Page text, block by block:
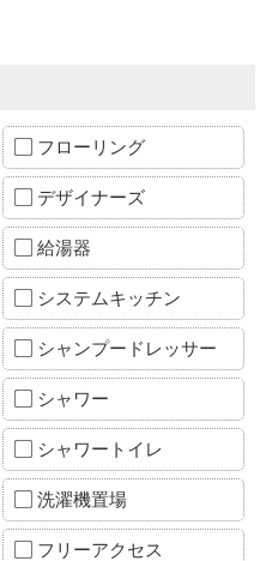
フローリング
デザイナーズ
給湯器
システムキッチン
シャンプードレッサー
シャワー
シャワートイレ
洗濯機置場
フリーアクセス